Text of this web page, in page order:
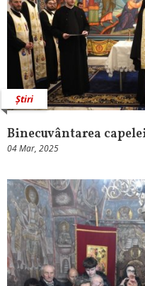
Știri
Binecuvântarea
04 Mar, 2025